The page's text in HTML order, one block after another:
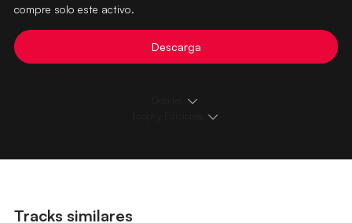
compre solo este activo.
Descarga
Tracks similares